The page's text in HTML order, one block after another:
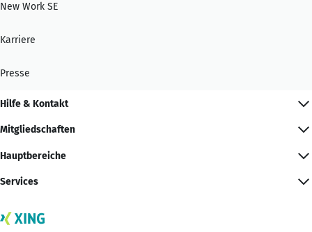
New Work SE
Karriere
Presse
Hilfe & Kontakt
Mitgliedschaften
Hauptbereiche
Services